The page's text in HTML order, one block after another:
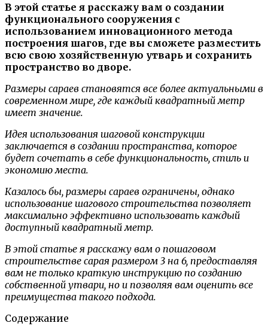
В этой статье я расскажу вам о создании
функционального сооружения с
использованием инновационного метода
построения шагов, где вы сможете разместить
всю свою хозяйственную утварь и сохранить
пространство во дворе.
Размеры сараев становятся все более актуальными в
современном мире, где каждый квадратный метр
имеет значение.
Идея использования шаговой конструкции
заключается в создании пространства, которое
будет сочетать в себе функциональность, стиль и
экономию места.
Казалось бы, размеры сараев ограничены, однако
использование шагового строительства позволяет
максимально эффективно использовать каждый
доступный квадратный метр.
В этой статье я расскажу вам о пошаговом
строительстве сарая размером 3 на 6, предоставляя
вам не только краткую инструкцию по созданию
собственной утвари, но и позволяя вам оценить все
преимущества такого подхода.
Содержание